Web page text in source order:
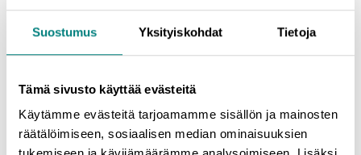
Suostumus Yksityiskohdat Tietoja
Tämä sivusto käyttää evästeitä
Käytämme evästeitä tarjoamamme sisällön ja mainosten
räätälöimiseen, sosiaalisen median ominaisuuksien
arvioida etupainotteisesti.
Aluehallintoviraston myöntämien lupien mukaan, jokeen
enintään 14 ˚C sen hetkistä jokivettä lämpimämpää.
Kokemäenjoen virtaama on suuri ja lämpötila tasoittuu
nopeasti jokeen purettavan jäähdytysveden sekoittuessa
jokiveteen. Lämmön vaikutusalueen arvioitiin ulottuvan